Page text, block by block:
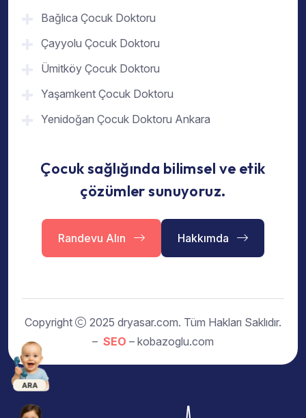
Bağlıca Çocuk Doktoru
Çayyolu Çocuk Doktoru
Ümitköy Çocuk Doktoru
Yaşamkent Çocuk Doktoru
Yenidoğan Çocuk Doktoru Ankara
Çocuk sağlığında bilimsel ve etik
çözümler sunuyoruz.
Randevu Alın Hakkımda
Copyright
2025 dryasar.com. Tüm Hakları Saklıdır.
– SEO – kobazoglu.com